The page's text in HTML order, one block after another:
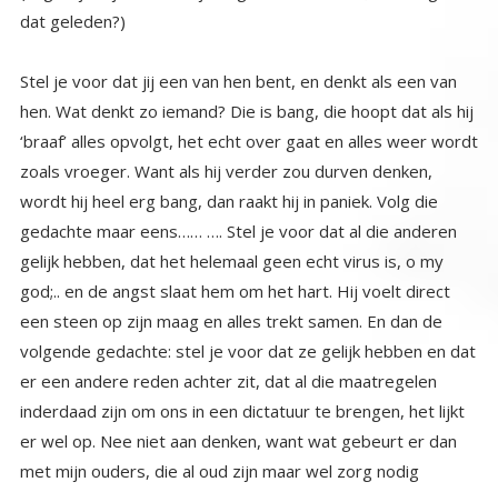
dat geleden?)
Stel je voor dat jij een van hen bent, en denkt als een van
hen. Wat denkt zo iemand? Die is bang, die hoopt dat als hij
‘braaf’ alles opvolgt, het echt over gaat en alles weer wordt
zoals vroeger. Want als hij verder zou durven denken,
wordt hij heel erg bang, dan raakt hij in paniek. Volg die
gedachte maar eens…… …. Stel je voor dat al die anderen
gelijk hebben, dat het helemaal geen echt virus is, o my
god;.. en de angst slaat hem om het hart. Hij voelt direct
een steen op zijn maag en alles trekt samen. En dan de
volgende gedachte: stel je voor dat ze gelijk hebben en dat
er een andere reden achter zit, dat al die maatregelen
inderdaad zijn om ons in een dictatuur te brengen, het lijkt
er wel op. Nee niet aan denken, want wat gebeurt er dan
met mijn ouders, die al oud zijn maar wel zorg nodig
hebben, en mijn kinderen? Wat gaan ze dan met mijn
kinderen doen. O my god iemand schreef dat we een
Chinese communistische samenleving krijgen.. Ik las van die
boeken over China, neeeee dat nooit. … nee nee niet aan
denken, Het komt echt weer goed, die anderen moeten
ophouden met mij bang te maken. Ik wil dit niet denken. Ik
ga me aan de regels houden dan komt alles weer goed. En
ik ga wat extra mediteren dat helpt ook vast. En , en en
en……. Als ik maar niet aan die vreselijke dingen hoef te